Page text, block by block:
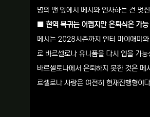
명의 팬 앞에서 메시와 인사하는 건 멋
■ 현역 복귀는 어렵지만 은퇴식은 가능
메시는 2028시즌까지 인터 마이애미
로 바르셀로나 유니폼을 다시 입을 가
바르셀로나에서 은퇴하지 못한 것은
르셀로나 사랑은 여전히 현재진행형이